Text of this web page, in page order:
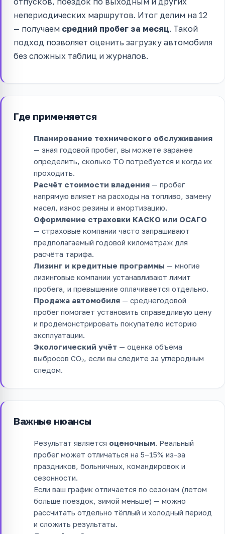
непериодических маршрутов. Итог делим на 12
— получаем средний пробег за месяц. Такой
подход позволяет оценить загрузку автомобиля
без сложных таблиц и журналов.
Где применяется
Планирование технического обслуживания
— зная годовой пробег, вы можете заранее
определить, сколько ТО потребуется и когда их
проходить.
Расчёт стоимости владения — пробег
напрямую влияет на расходы на топливо, замену
масел, износ резины и амортизацию.
Оформление страховки КАСКО или ОСАГО
— страховые компании часто запрашивают
предполагаемый годовой километраж для
расчёта тарифа.
Лизинг и кредитные программы — многие
лизинговые компании устанавливают лимит
пробега, и превышение оплачивается отдельно.
Продажа автомобиля — среднегодовой
пробег помогает установить справедливую цену
и продемонстрировать покупателю историю
эксплуатации.
Экологический учёт — оценка объёма
выбросов CO₂, если вы следите за углеродным
следом.
Важные нюансы
Результат является оценочным. Реальный
пробег может отличаться на 5–15% из-за
праздников, больничных, командировок и
сезонности.
Если ваш график отличается по сезонам (летом
больше поездок, зимой меньше) — можно
рассчитать отдельно тёплый и холодный период
и сложить результаты.